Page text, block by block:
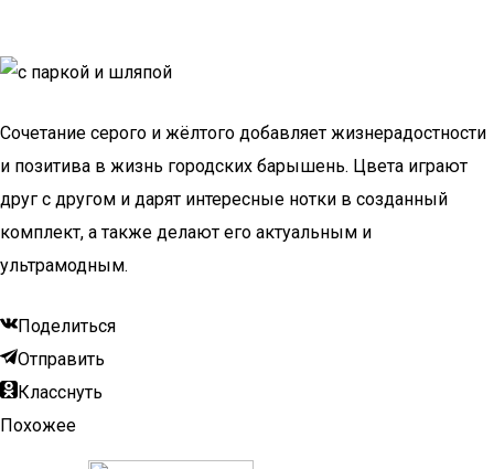
Сочетание серого и жёлтого добавляет жизнерадостности
и позитива в жизнь городских барышень. Цвета играют
друг с другом и дарят интересные нотки в созданный
комплект, а также делают его актуальным и
ультрамодным.
Поделиться
Отправить
Класснуть
Похожее